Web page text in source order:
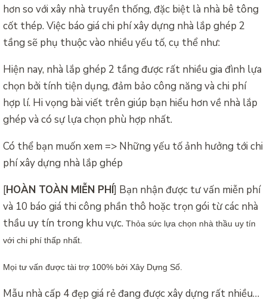
hơn so với xây nhà truyền thống, đặc biệt là nhà bê tông
cốt thép. Việc báo giá chi phí xây dựng nhà lắp ghép 2
tầng sẽ phụ thuộc vào nhiều yếu tố, cụ thể như:
Hiện nay, nhà lắp ghép 2 tầng được rất nhiều gia đình lựa
chọn bởi tính tiện dụng, đảm bảo công năng và chi phí
hợp lí. Hi vọng bài viết trên giúp bạn hiểu hơn về nhà lắp
ghép và có sự lựa chọn phù hợp nhất.
Có thể bạn muốn xem => Những yếu tố ảnh hưởng tới chi
phí xây dựng nhà lắp ghép
[HOÀN TOÀN MIỄN PHÍ] Bạn nhận được tư vấn miễn phí
và 10 báo giá thi công phần thô hoặc trọn gói từ các nhà
thầu uy tín trong khu vực. Thỏa sức lựa chọn nhà thầu uy tín
với chi phí thấp nhất.
Mọi tư vấn được tài trợ 100% bởi Xây Dựng Số.
Mẫu nhà cấp 4 đẹp giá rẻ đang được xây dựng rất nhiều…